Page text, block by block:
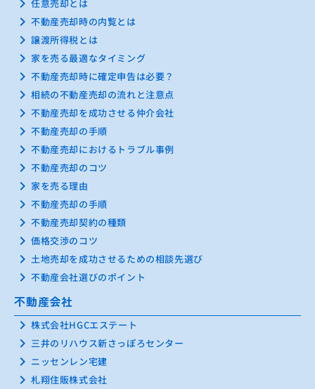
keyboard_arrow_right 任意売却とは
keyboard_arrow_right 不動産売却時の内覧とは
keyboard_arrow_right 譲渡所得税とは
keyboard_arrow_right 家を売る最適なタイミング
keyboard_arrow_right 不動産売却時に確定申告は必要？
keyboard_arrow_right 相続の不動産売却の流れと注意点
keyboard_arrow_right 不動産売却を成功させる仲介会社
keyboard_arrow_right 不動産売却の手順
keyboard_arrow_right 不動産売却におけるトラブル事例
keyboard_arrow_right 不動産売却のコツ
keyboard_arrow_right 家を売る理由
keyboard_arrow_right 不動産売却の手順
keyboard_arrow_right 不動産売却契約の種類
keyboard_arrow_right 価格交渉のコツ
keyboard_arrow_right 土地売却を成功させるための相談先選び
keyboard_arrow_right 不動産会社選びのポイント
不動産会社
keyboard_arrow_right 株式会社HGCエステート
keyboard_arrow_right 三井のリハウス新さっぽろセンター
keyboard_arrow_right ニッセンレン宅建
keyboard_arrow_right 札翔住販株式会社